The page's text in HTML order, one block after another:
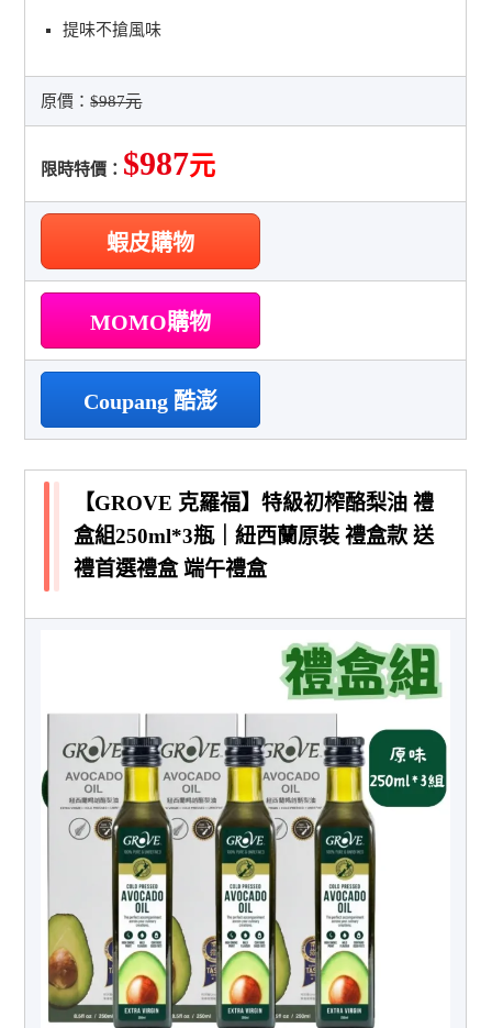
提味不搶風味
原價：$987元
限時特價： $987元
蝦皮購物
MOMO購物
Coupang 酷澎
【GROVE 克羅福】特級初榨酪梨油 禮
盒組250ml*3瓶｜紐西蘭原裝 禮盒款 送
禮首選禮盒 端午禮盒